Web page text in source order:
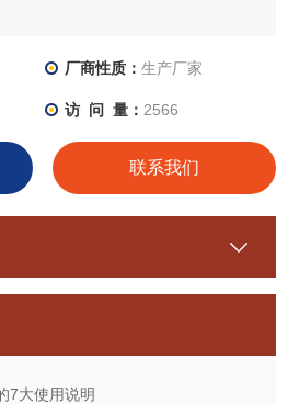
厂商性质： 生产厂家
访 问 量： 2566
联系我们
7大使用说明